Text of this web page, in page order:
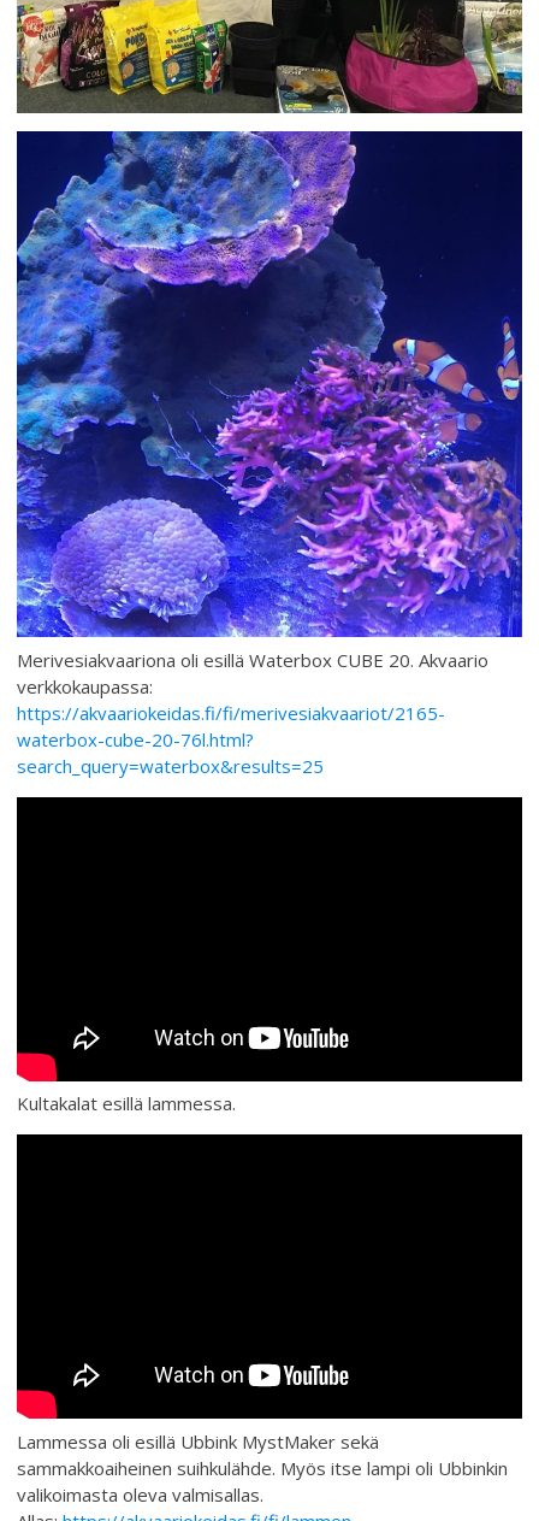
Merivesiakvaariona oli esillä Waterbox CUBE 20. Akvaario
verkkokaupassa:
https://akvaariokeidas.fi/fi/merivesiakvaariot/2165-
waterbox-cube-20-76l.html?
search_query=waterbox&results=25
Kultakalat esillä lammessa.
Lammessa oli esillä Ubbink MystMaker sekä
sammakkoaiheinen suihkulähde. Myös itse lampi oli Ubbinkin
valikoimasta oleva valmisallas.